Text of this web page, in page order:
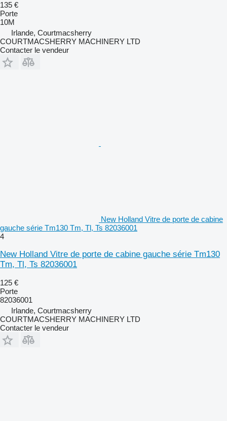
135 €
Porte
10M
Irlande, Courtmacsherry
COURTMACSHERRY MACHINERY LTD
Contacter le vendeur
New Holland Vitre de porte de cabine
gauche série Tm130 Tm, Tl, Ts 82036001
4
New Holland Vitre de porte de cabine gauche série Tm130
Tm, Tl, Ts 82036001
125 €
Porte
82036001
Irlande, Courtmacsherry
COURTMACSHERRY MACHINERY LTD
Contacter le vendeur